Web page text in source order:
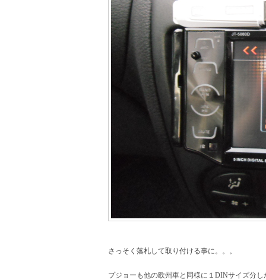
さっそく落札して取り付ける事に。。。
プジョーも他の欧州車と同様に１DINサイズ分